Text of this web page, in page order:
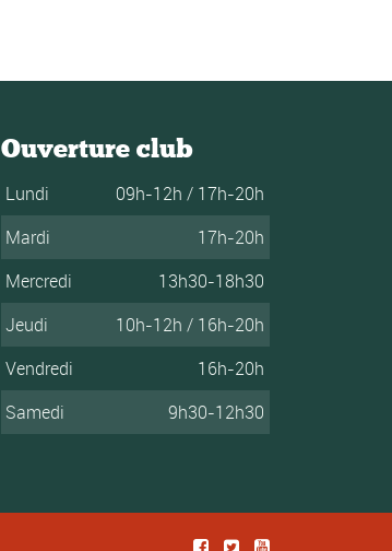
Ouverture club
Lundi
09h-12h / 17h-20h
Mardi
17h-20h
Mercredi
13h30-18h30
Jeudi
10h-12h / 16h-20h
Vendredi
16h-20h
Samedi
9h30-12h30